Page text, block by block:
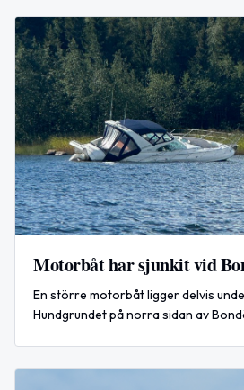
Motorbåt har sjunkit vid
En större motorbåt ligger delvis
Hundgrundet på norra sidan av